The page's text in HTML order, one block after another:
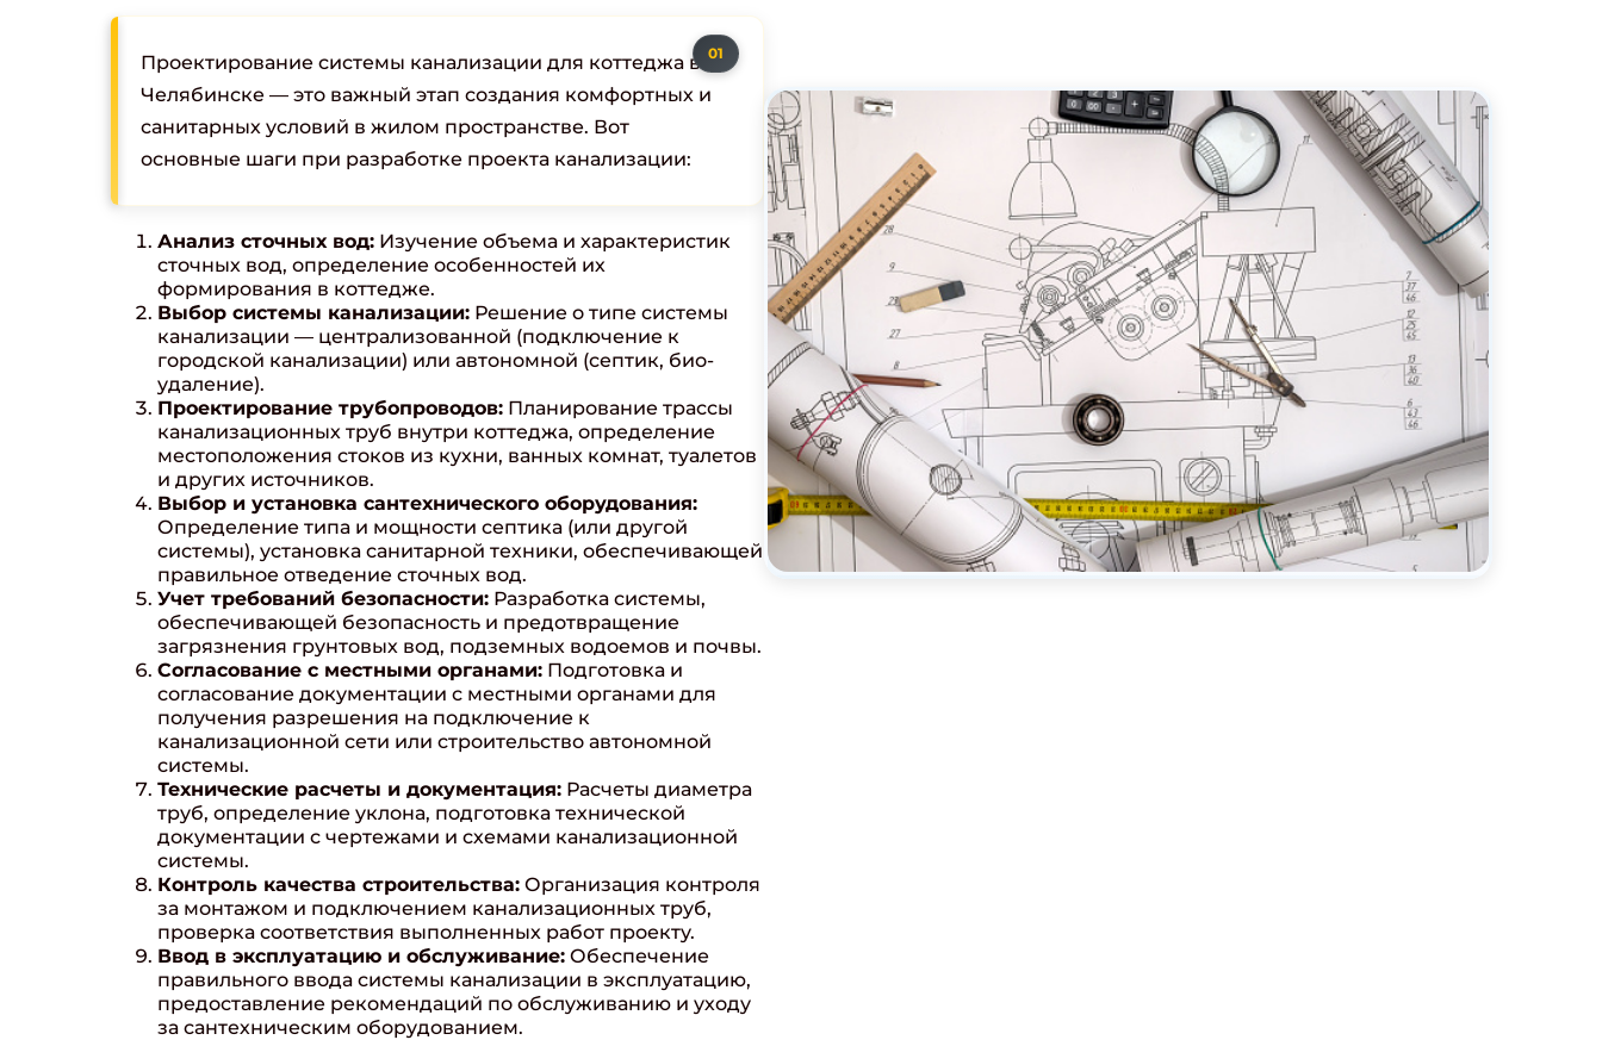
Проектирование системы канализации для коттеджа в
Челябинске — это важный этап создания комфортных и
санитарных условий в жилом пространстве. Вот
основные шаги при разработке проекта канализации:
Анализ сточных вод: Изучение объема и характеристик
сточных вод, определение особенностей их
формирования в коттедже.
Выбор системы канализации: Решение о типе системы
канализации — централизованной (подключение к
городской канализации) или автономной (септик, био-
удаление).
Проектирование трубопроводов: Планирование трассы
канализационных труб внутри коттеджа, определение
местоположения стоков из кухни, ванных комнат, туалетов
и других источников.
Выбор и установка сантехнического оборудования:
Определение типа и мощности септика (или другой
системы), установка санитарной техники, обеспечивающей
правильное отведение сточных вод.
Учет требований безопасности: Разработка системы,
обеспечивающей безопасность и предотвращение
загрязнения грунтовых вод, подземных водоемов и почвы.
Согласование с местными органами: Подготовка и
согласование документации с местными органами для
получения разрешения на подключение к
канализационной сети или строительство автономной
системы.
Технические расчеты и документация: Расчеты диаметра
труб, определение уклона, подготовка технической
документации с чертежами и схемами канализационной
системы.
Контроль качества строительства: Организация контроля
за монтажом и подключением канализационных труб,
проверка соответствия выполненных работ проекту.
Ввод в эксплуатацию и обслуживание: Обеспечение
правильного ввода системы канализации в эксплуатацию,
предоставление рекомендаций по обслуживанию и уходу
за сантехническим оборудованием.